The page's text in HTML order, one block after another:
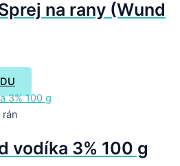
na rany (Wund
rán
vodíka 3% 100 g